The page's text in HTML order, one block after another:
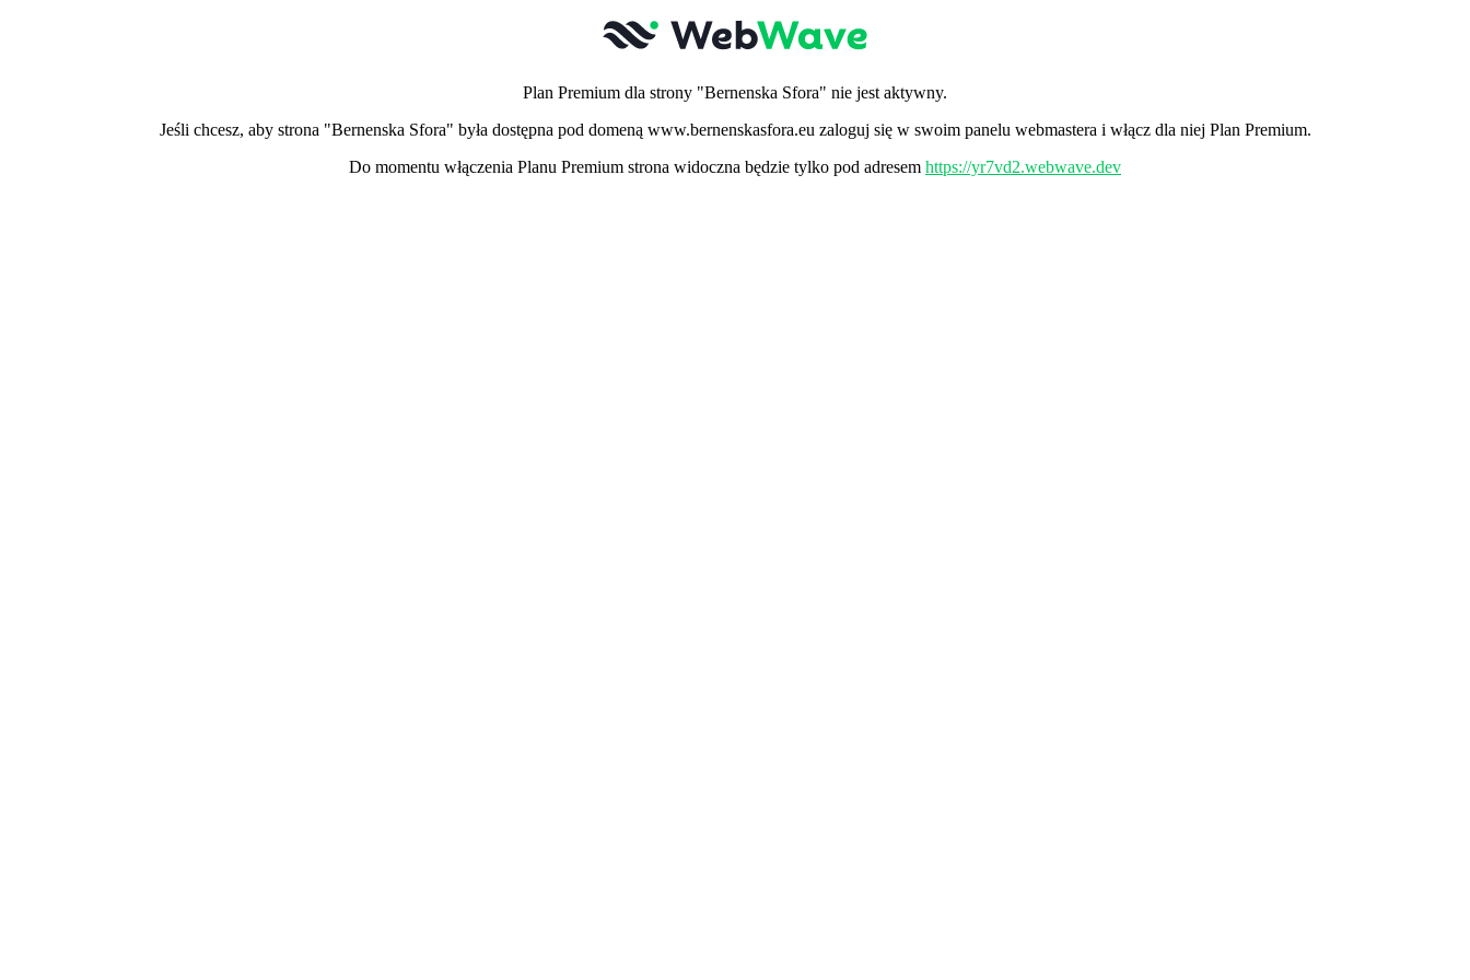
Plan Premium dla strony "Bernenska Sfora" nie jest aktywny.
Jeśli chcesz, aby strona "Bernenska Sfora" była dostępna pod domeną www.bernenskasfora.eu zaloguj się w swoim panelu webmastera i włącz dla niej Plan Premium.
Do momentu włączenia Planu Premium strona widoczna będzie tylko pod adresem https://yr7vd2.webwave.dev